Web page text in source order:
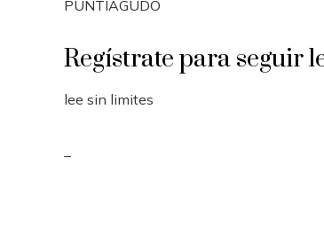
PUNTIAGUDO
Regístrate para seguir
lee sin limites